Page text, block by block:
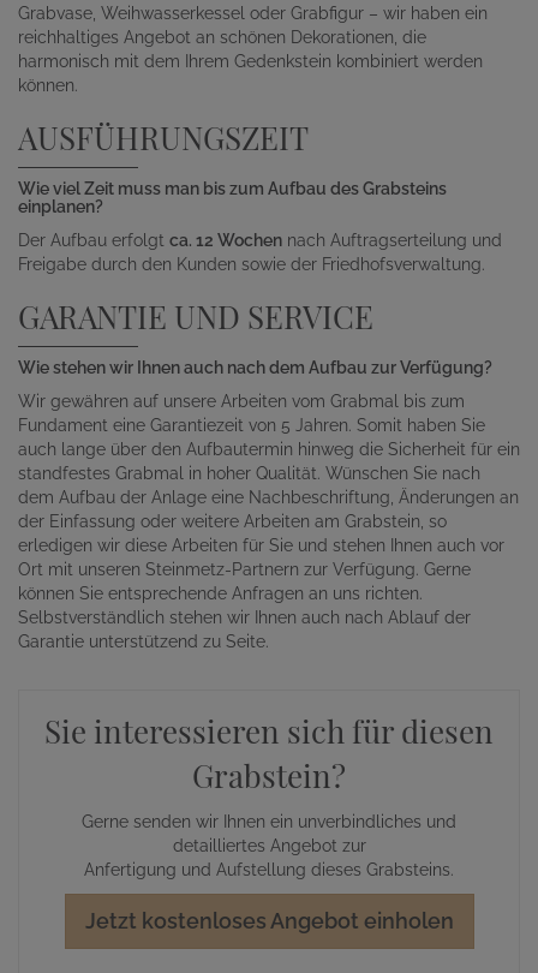
Grabvase, Weihwasserkessel oder Grabfigur – wir haben ein
reichhaltiges Angebot an schönen Dekorationen, die
harmonisch mit dem Ihrem Gedenkstein kombiniert werden
können.
AUSFÜHRUNGSZEIT
Wie viel Zeit muss man bis zum Aufbau des Grabsteins
einplanen?
Der Aufbau erfolgt ca. 12 Wochen nach Auftragserteilung und
Freigabe durch den Kunden sowie der Friedhofsverwaltung.
GARANTIE UND SERVICE
Wie stehen wir Ihnen auch nach dem Aufbau zur Verfügung?
Wir gewähren auf unsere Arbeiten vom Grabmal bis zum
Fundament eine Garantiezeit von 5 Jahren. Somit haben Sie
auch lange über den Aufbautermin hinweg die Sicherheit für ein
standfestes Grabmal in hoher Qualität. Wünschen Sie nach
dem Aufbau der Anlage eine Nachbeschriftung, Änderungen an
der Einfassung oder weitere Arbeiten am Grabstein, so
erledigen wir diese Arbeiten für Sie und stehen Ihnen auch vor
Ort mit unseren Steinmetz-Partnern zur Verfügung. Gerne
können Sie entsprechende Anfragen an uns richten.
Selbstverständlich stehen wir Ihnen auch nach Ablauf der
Garantie unterstützend zu Seite.
Sie interessieren sich für diesen
Grabstein?
Gerne senden wir Ihnen ein unverbindliches und
detailliertes Angebot zur
Anfertigung und Aufstellung dieses Grabsteins.
Jetzt kostenloses Angebot einholen